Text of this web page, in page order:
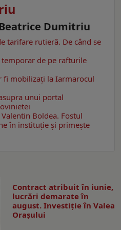
Dumitriu
tarifare rutieră. De când se
temporar de pe rafturile
fi mobilizați la Iarmarocul
unui portal
Boldea. Fostul
în instituție și primește
Contract atribuit în iunie,
lucrări demarate în
august. Investiţie în Valea
Oraşului